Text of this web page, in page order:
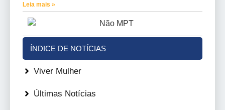
Leia mais »
ÍNDICE DE NOTÍCIAS
Viver Mulher
Últimas Notícias